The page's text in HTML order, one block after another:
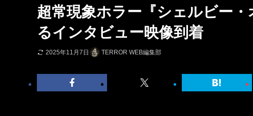
超常現象ホラー『シェルビー
るインタビュー映像到着
2025年11月7日 TERROR WEB編集部